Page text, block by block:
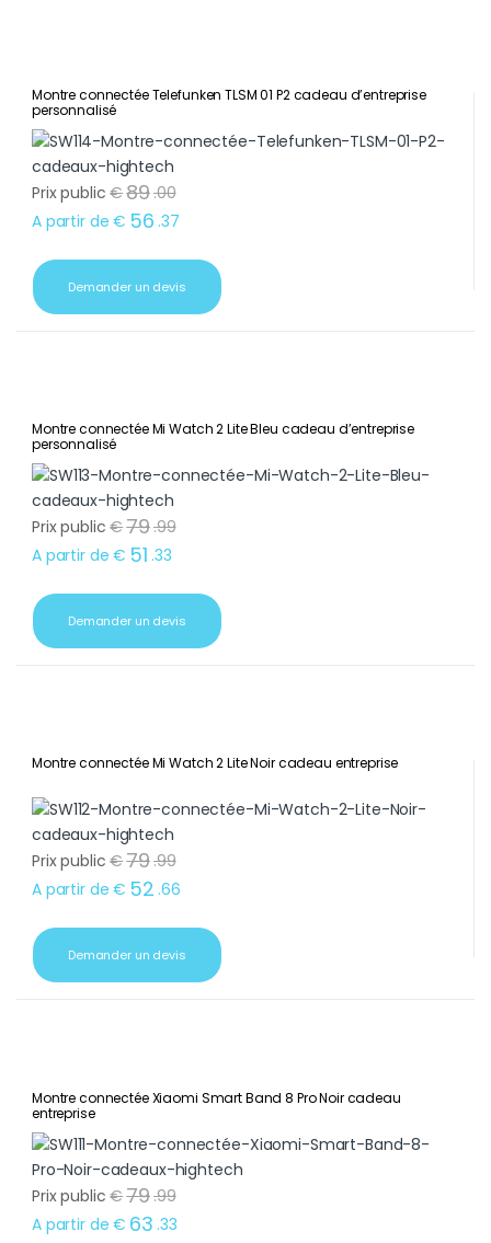
Montre connectée Telefunken TLSM 01 P2 cadeau d’entreprise
personnalisé
Prix public €89.00
A partir de € 56 .37
Demander un devis
Montre connectée Mi Watch 2 Lite Bleu cadeau d’entreprise
personnalisé
Prix public €79.99
A partir de € 51 .33
Demander un devis
Montre connectée Mi Watch 2 Lite Noir cadeau entreprise
Prix public €79.99
A partir de € 52 .66
Demander un devis
Montre connectée Xiaomi Smart Band 8 Pro Noir cadeau
entreprise
Prix public €79.99
A partir de € 63 .33